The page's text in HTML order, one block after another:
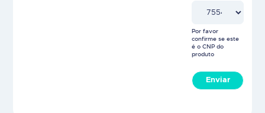
Por favor
confirme se este
é o CNP do
produto
Enviar